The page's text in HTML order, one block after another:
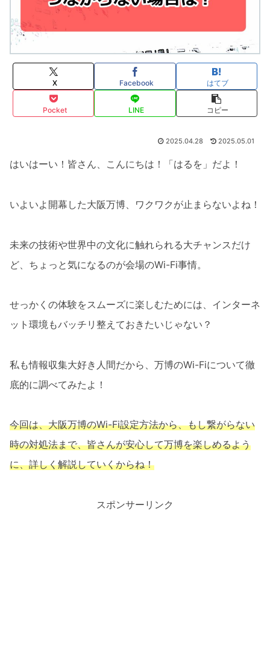
X Facebook はてブ
Pocket LINE コピー
2025.04.28 2025.05.01
はいはーい！皆さん、こんにちは！「はるを」だよ！
いよいよ開幕した大阪万博、ワクワクが止まらないよね！
未来の技術や世界中の文化に触れられる大チャンスだけ
ど、ちょっと気になるのが会場のWi-Fi事情。
せっかくの体験をスムーズに楽しむためには、インターネ
ット環境もバッチリ整えておきたいじゃない？
私も情報収集大好き人間だから、万博のWi-Fiについて徹
底的に調べてみたよ！
今回は、大阪万博のWi-Fi設定方法から、もし繋がらない
時の対処法まで、皆さんが安心して万博を楽しめるよう
に、詳しく解説していくからね！
スポンサーリンク